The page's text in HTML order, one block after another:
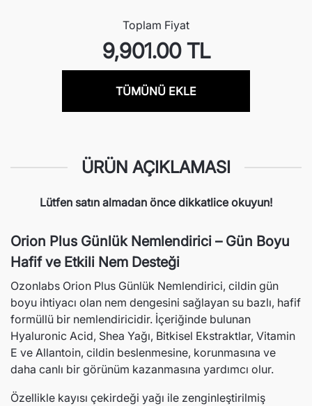
Toplam Fiyat
9,901.00 TL
ÜRÜN AÇIKLAMASI
Lütfen satın almadan önce dikkatlice okuyun!
Orion Plus Günlük Nemlendirici – Gün Boyu
Hafif ve Etkili Nem Desteği
Ozonlabs Orion Plus Günlük Nemlendirici, cildin gün
boyu ihtiyacı olan nem dengesini sağlayan su bazlı, hafif
formüllü bir nemlendiricidir. İçeriğinde bulunan
Hyaluronic Acid, Shea Yağı, Bitkisel Ekstraktlar, Vitamin
E ve Allantoin, cildin beslenmesine, korunmasına ve
daha canlı bir görünüm kazanmasına yardımcı olur.
Özellikle kayısı çekirdeği yağı ile zenginleştirilmiş